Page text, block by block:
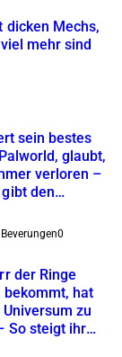
dicken Mechs,
mehr sind
sein bestes
glaubt,
verloren –
den
0
der Ringe
bekommt, hat
zu
So steigt ihr